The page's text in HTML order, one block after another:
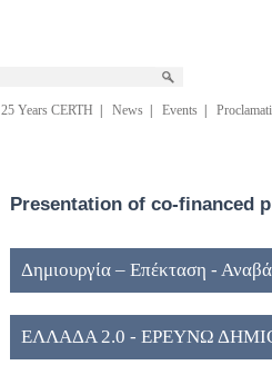
25 Years CERTH News Events
Presentation of co-financed
Δημιουργία – Επέκταση -
Ερευνητικών Κέντρων
ΕΛΛΑΔΑ 2.0 - ΕΡΕΥΝΩ